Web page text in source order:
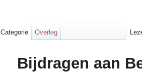
Bijdragen aan
Categorie Overleg